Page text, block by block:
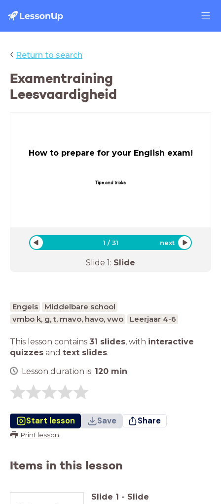
‹ Return to search
Examentraining
Leesvaardigheid
How to prepare for your English exam!
Tips and tricks
1 /31 next
Slide 1: Slide
Engels
Middelbare school
vmbo k, g, t, mavo, havo, vwo
Leerjaar 4-6
This lesson contains 31 slides, with interactive
quizzes and text slides.
Lesson duration is: 120 min
Start lesson Save Share
Print lesson
Items in this lesson
Slide 1 - Slide